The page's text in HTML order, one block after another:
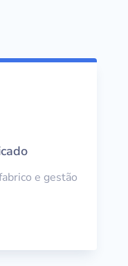
e gestão